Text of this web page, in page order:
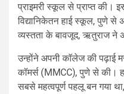
प्राइमरी स्कूल से प्राप्त की।
विद्यानिकेतन हाई स्कूल, पुणे से
व्यस्तता के बावजूद, ऋतुराज ने
उन्होंने अपनी कॉलेज की पढ़ाई
कॉमर्स (MMCC), पुणे से की।
सबसे महत्वपूर्ण पहलू बन गया